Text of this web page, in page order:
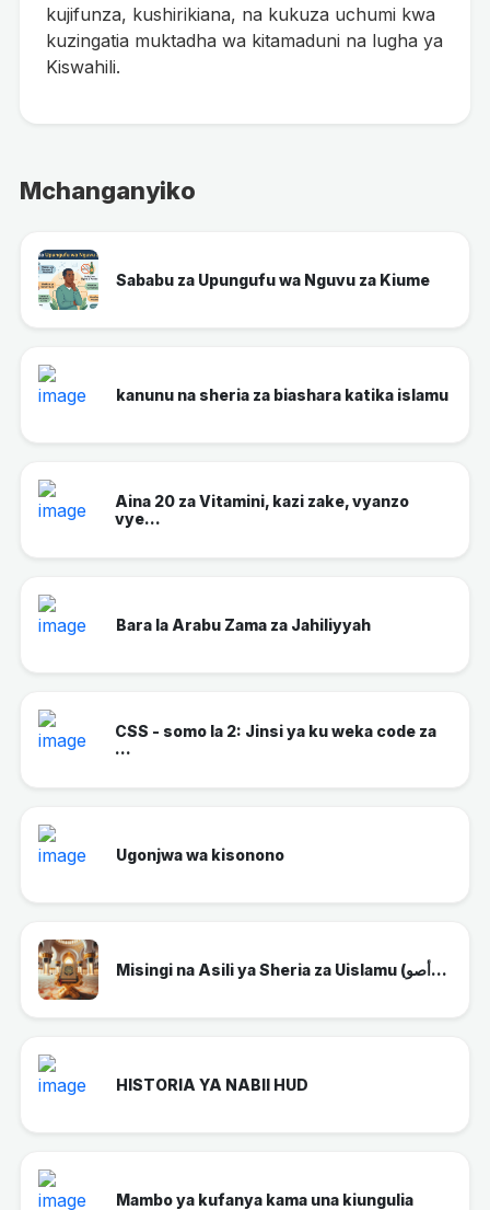
kujifunza, kushirikiana, na kukuza uchumi kwa
kuzingatia muktadha wa kitamaduni na lugha ya
Kiswahili.
Mchanganyiko
Sababu za Upungufu wa Nguvu za Kiume
kanunu na sheria za biashara katika islamu
Aina 20 za Vitamini, kazi zake, vyanzo
vye...
Bara la Arabu Zama za Jahiliyyah
CSS - somo la 2: Jinsi ya ku weka code za
...
Ugonjwa wa kisonono
Misingi na Asili ya Sheria za Uislamu (أصو...
HISTORIA YA NABII HUD
Mambo ya kufanya kama una kiungulia